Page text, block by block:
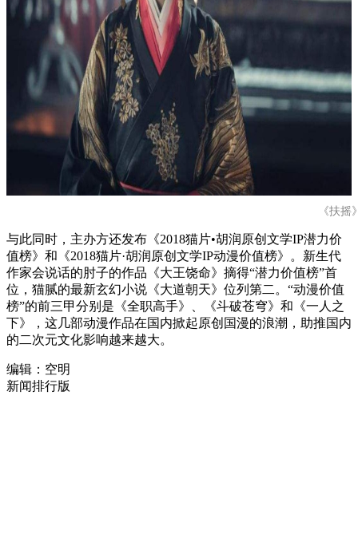
《扶摇
与此同时，主办方还发布《2018猫片•胡润原创文学IP潜力价
值榜》和《2018猫片·胡润原创文学IP动漫价值榜》。新生代
作家会说话的肘子的作品《大王饶命》摘得“潜力价值榜”首
位，猫腻的最新玄幻小说《大道朝天》位列第二。“动漫价值
榜”的前三甲分别是《全职高手》、《斗破苍穹》和《一人之
下》，这几部动漫作品在国内掀起原创国漫的浪潮，助推国内
的二次元文化影响越来越大。
编辑：空明
新闻排行版